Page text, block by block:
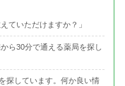
ていただけますか？」
ら30分で通える薬局を探し
探しています。何か良い情